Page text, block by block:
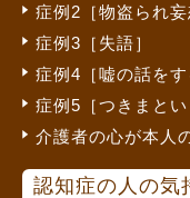
症例2［物盗られ妄
症例3［失語］
症例4［嘘の話をす
症例5［つきまとい
介護者の心が本人
認知症の人の気